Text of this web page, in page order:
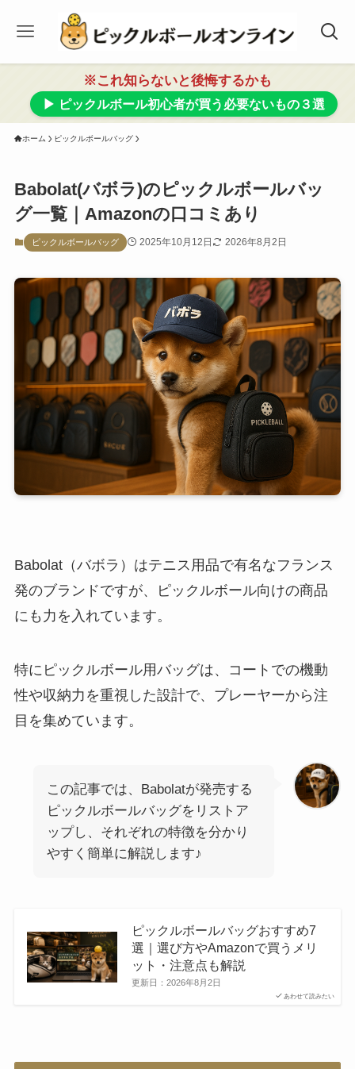
※これ知らないと後悔するかも
▶ ピックルボール初心者が買う必要ないもの３選
ホーム ピックルボールバッグ
Babolat(バボラ)のピックルボールバッ
グ一覧｜Amazonの口コミあり
ピックルボールバッグ 2025年10月12日 2026年8月2日
Babolat（バボラ）はテニス用品で有名なフランス
発のブランドですが、ピックルボール向けの商品
にも力を入れています。
特にピックルボール用バッグは、コートでの機動
性や収納力を重視した設計で、プレーヤーから注
目を集めています。
この記事では、Babolatが発売する
ピックルボールバッグをリストア
ップし、それぞれの特徴を分かり
やすく簡単に解説します♪
あわせて読みたい
ピックルボールバッグおすすめ7
選｜選び方やAmazonで買うメリ
ット・注意点も解説
更新日： 2026年8月2日